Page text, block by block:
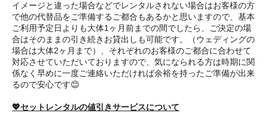
イメージと違った場合などでレンタルされない場合はお客様の方
で他の代替品をご準備するご都合もあるかと思いますので、基本
ご利用予定日よりも大体1ヶ月前までの間でしたら、ご決定の場
合はそのままの引き続きお貸出しも可能です。（ウェディングの
場合は大体2ヶ月まで）、それぞれのお客様のご都合に合わせて
対応させていただいておりますので、気になられる方は時期に関
係なく早めに一度ご連絡いただければ余裕を持ったご準備が出来
るので安心です😊
💖セットレンタルの値引きサービスについて